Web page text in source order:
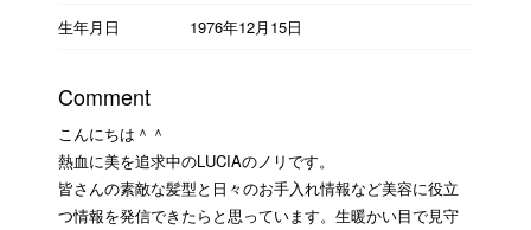
生年月日
1976年12月15日
Comment
こんにちは＾＾
熱血に美を追求中のLUCIAのノリです。
皆さんの素敵な髪型と日々のお手入れ情報など美容に役立
つ情報を発信できたらと思っています。生暖かい目で見守